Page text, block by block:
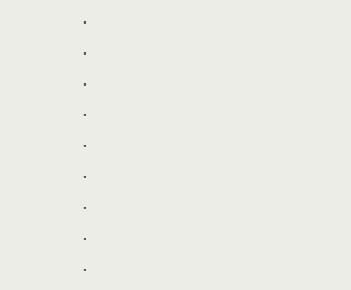
.
.
.
.
.
.
.
.
.